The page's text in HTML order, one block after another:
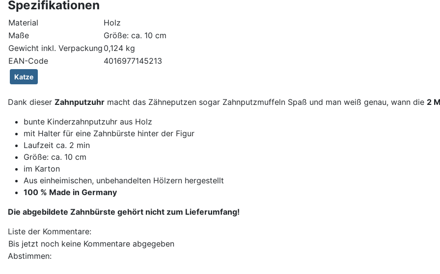
Spezifikationen
Material
Holz
Maße
Größe: ca. 10 cm
Gewicht inkl. Verpackung 0,124 kg
EAN-Code
4016977145213
Katze
Dank dieser Zahnputzuhr macht das Zähneputzen sogar Zahnputzmuffeln Spaß und man weiß genau, wann die 2
bunte Kinderzahnputzuhr aus Holz
mit Halter für eine Zahnbürste hinter der Figur
Laufzeit ca. 2 min
Größe: ca. 10 cm
im Karton
Aus einheimischen, unbehandelten Hölzern hergestellt
100 % Made in Germany
Die abgebildete Zahnbürste gehört nicht zum Lieferumfang!
Liste der Kommentare:
Bis jetzt noch keine Kommentare abgegeben
Abstimmen: